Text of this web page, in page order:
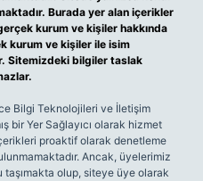
Burada yer alan içerikler
kurum ve kişiler hakkında
kurum ve kişiler ile isim
Sitemizdeki bilgiler taslak
Bilgi Teknolojileri ve İletişim
bir Yer Sağlayıcı olarak hizmet
proaktif olarak denetleme
Ancak, üyelerimiz
taşımakta olup, siteye üye olarak